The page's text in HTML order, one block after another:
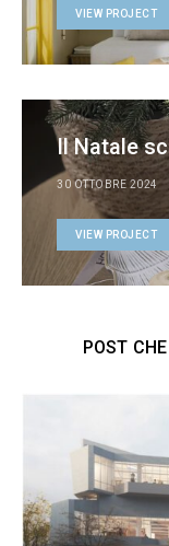
VIEW PROJECT
Il Natale
30 OTTOBRE 2024
VIEW PROJECT
POST